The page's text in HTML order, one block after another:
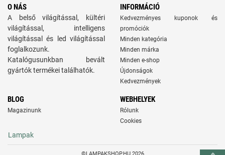
O NÁS
A belső világítással, kültéri
világítással, intelligens
világítással és led világítással
foglalkozunk.
Katalógusunkban bevált
gyártók termékei találhatók.
INFORMÁCIÓ
Kedvezményes kuponok és
promóciók
Minden kategória
Minden márka
Minden e-shop
Újdonságok
Kedvezmények
BLOG
Magazinunk
WEBHELYEK
Rólunk
Cookies
Lampak